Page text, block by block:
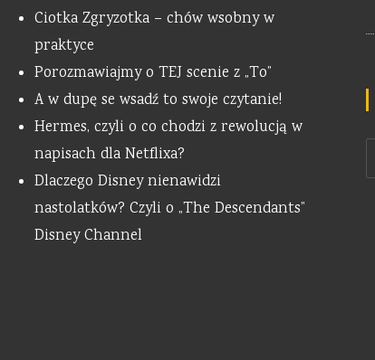
Ciotka Zgryzotka – chów wsobny w
praktyce
Porozmawiajmy o TEJ scenie z „To”
A w dupę se wsadź to swoje czytanie!
Hermes, czyli o co chodzi z rewolucją w
napisach dla Netflixa?
Dlaczego Disney nienawidzi
nastolatków? Czyli o „The Descendants”
Disney Channel